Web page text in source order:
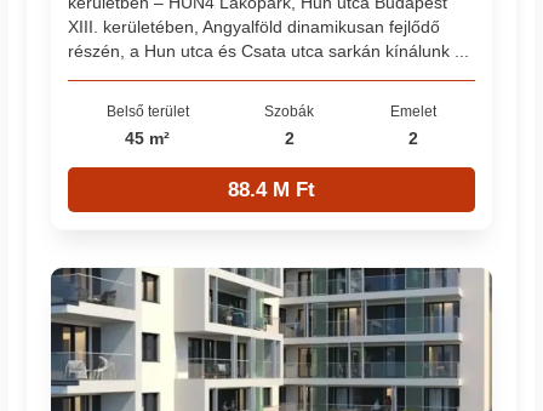
XIII. kerületében, Angyalföld dinamikusan fejlődő
részén, a Hun utca és Csata utca sarkán kínálunk ...
Belső terület
45 m²
Szobák
2
Emelet
2
88.4 M Ft